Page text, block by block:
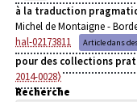
à la traduction
Michel de Montaigne -
hal-02173811
Article dans
pour des collections
2014-0028⟩
Recherche